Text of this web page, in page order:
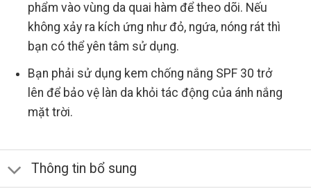
phẩm vào vùng da quai hàm để theo dõi. Nếu
không xảy ra kích ứng như đỏ, ngứa, nóng rát thì
bạn có thể yên tâm sử dụng.
Bạn phải sử dụng kem chống nắng SPF 30 trở
lên để bảo vệ làn da khỏi tác động của ánh nắng
mặt trời.
Thông tin bổ sung